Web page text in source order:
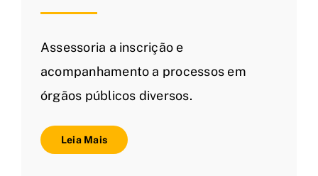
Assessoria a inscrição e
acompanhamento a processos em
órgãos públicos diversos.
Leia Mais